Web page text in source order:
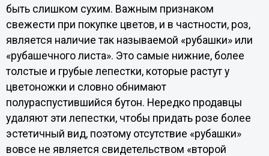
быть слишком сухим. Важным признаком
свежести при покупке цветов, и в частности, роз,
является наличие так называемой «рубашки» или
«рубашечного листа». Это самые нижние, более
толстые и грубые лепестки, которые растут у
цветоножки и словно обнимают
полураспустившийся бутон. Нередко продавцы
удаляют эти лепестки, чтобы придать розе более
эстетичный вид, поэтому отсутствие «рубашки»
вовсе не является свидетельством «второй